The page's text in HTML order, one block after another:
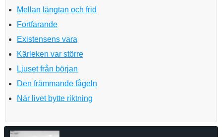
Mellan längtan och frid
Fortfarande
Existensens vara
Kärleken var större
Ljuset från början
Den främmande fågeln
När livet bytte riktning